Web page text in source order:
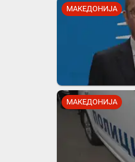
МАКЕДОНИЈА
МАКЕДОНИЈА